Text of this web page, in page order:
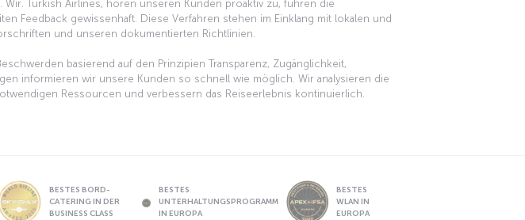
Turkish Airlines, hören unseren Kunden proaktiv zu, führen die
Feedback gewissenhaft. Diese Verfahren stehen im Einklang mit lokalen und
und unseren dokumentierten Richtlinien.
basierend auf den Prinzipien Transparenz, Zugänglichkeit,
informieren wir unsere Kunden so schnell wie möglich. Wir analysieren die
Ressourcen und verbessern das Reiseerlebnis kontinuierlich.
BESTES BORD-
CATERING IN DER
BUSINESS CLASS
BESTES
UNTERHALTUNGSPROGRAMM
IN EUROPA
BESTES
WLAN IN
EUROPA